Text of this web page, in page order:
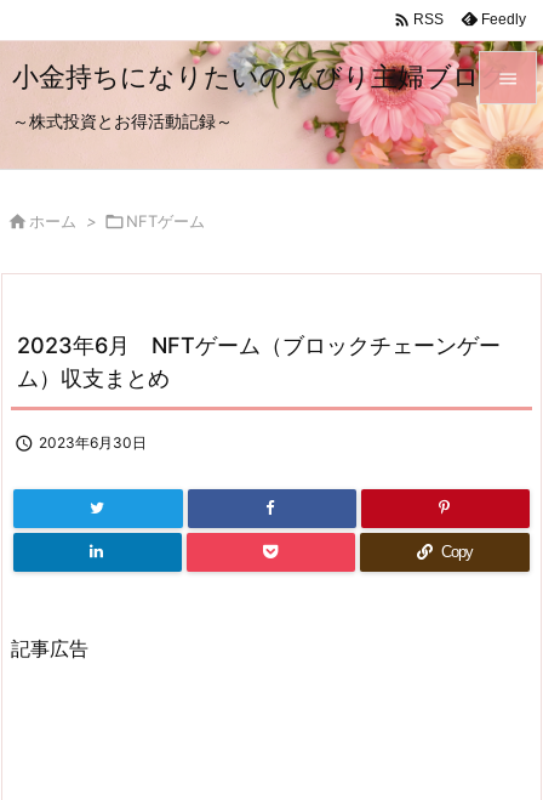
小金持ちになりたいのんびり主婦ブログ
～株式投資とお得活動記録～


メニュ
前へ
次へ
 RSS Feedly
 ホーム > NFTゲーム
2023年6月 NFTゲーム（ブロックチェーンゲー
ム）収支まとめ
 2023年6月30日
Copy
記事広告